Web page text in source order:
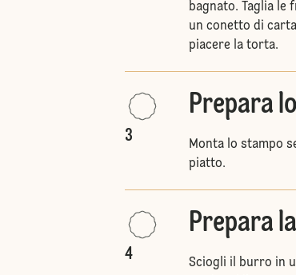
bagnato. Taglia le
un conetto di
piacere la torta.
3
Prepara
Monta lo stampo
piatto.
4
Prepara
Sciogli il burro in